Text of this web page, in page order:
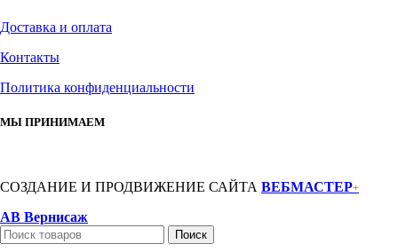
Доставка и оплата
Контакты
Политика конфиденциальности
МЫ ПРИНИМАЕМ
СОЗДАНИЕ И ПРОДВИЖЕНИЕ САЙТА ВЕБМАСТЕР+
АВ Вернисаж
Поиск